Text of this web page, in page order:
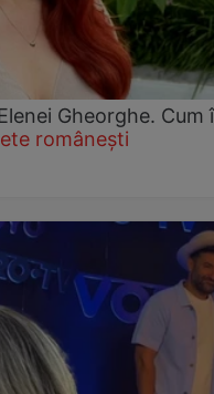
Gheorghe. Cum
românești